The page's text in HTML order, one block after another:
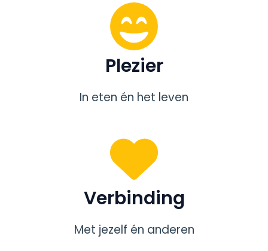
Plezier
In eten én het leven
Verbinding
Met jezelf én anderen